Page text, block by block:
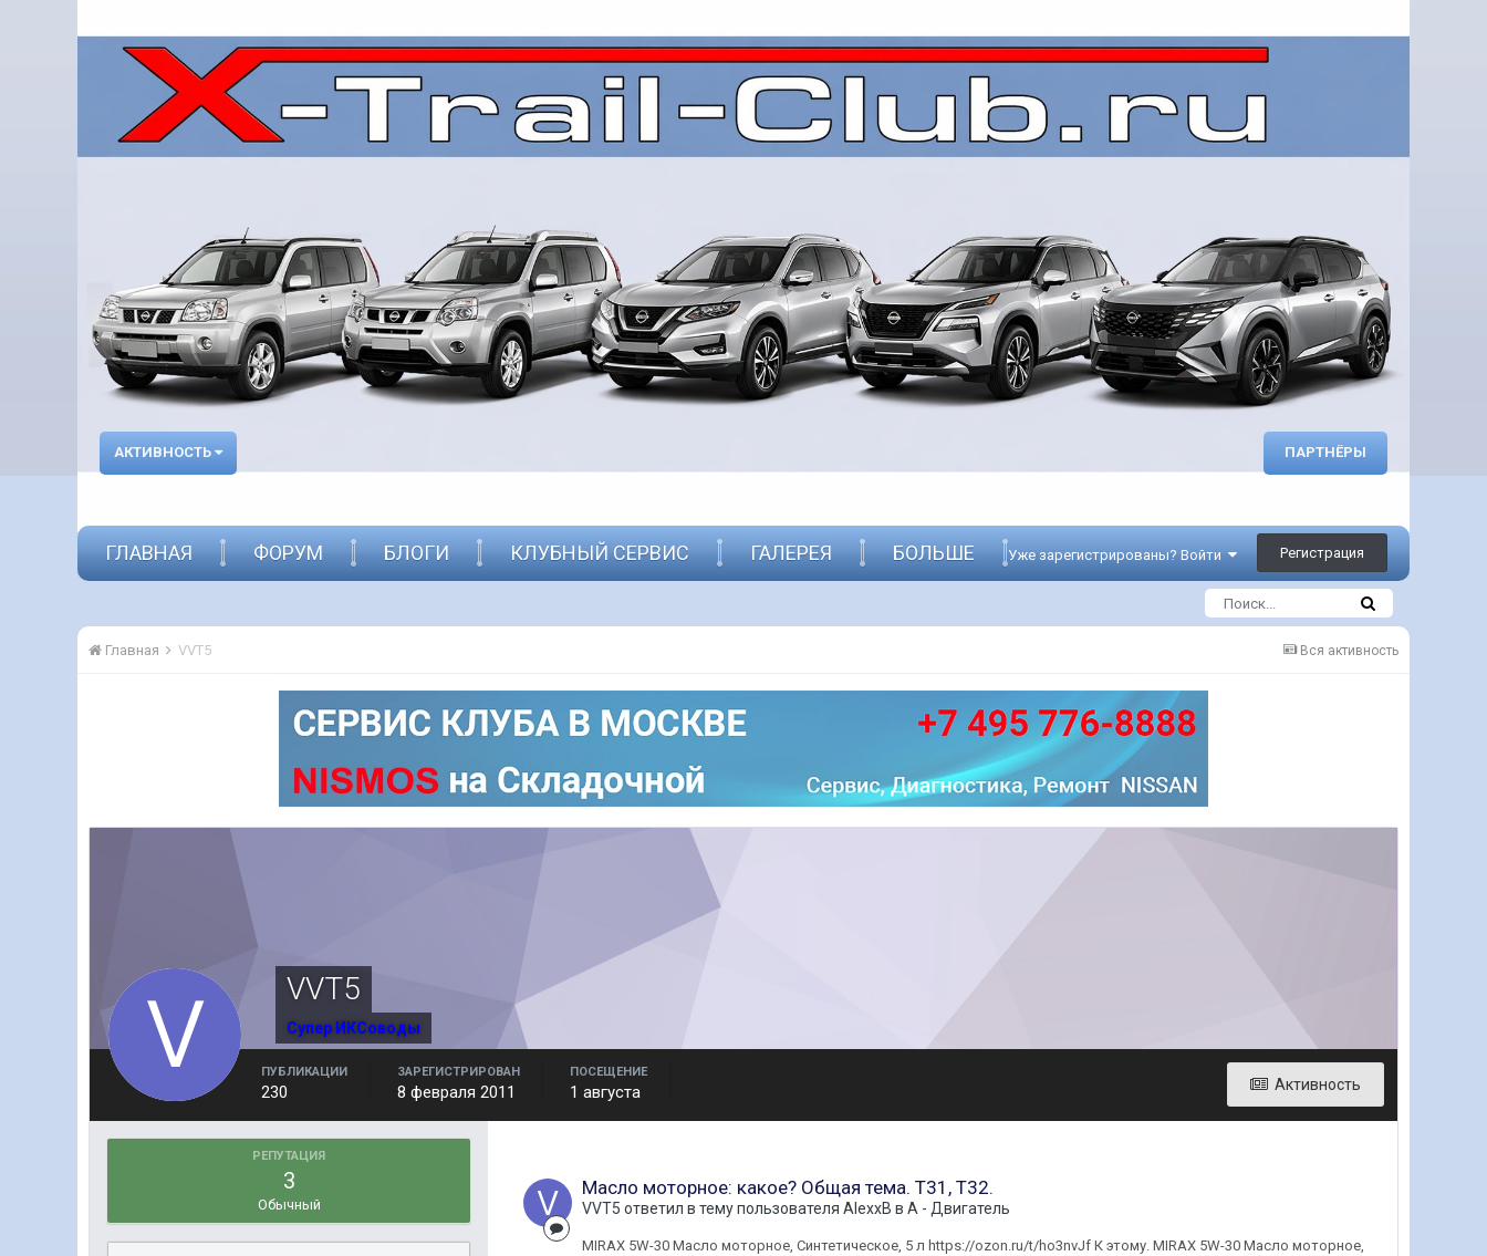
АКТИВНОСТЬ ПАРТНЁРЫ
Уже зарегистрированы? Войти Регистрация
ГЛАВНАЯ ФОРУМ БЛОГИ КЛУБНЫЙ СЕРВИС ГАЛЕРЕЯ БОЛЬШЕ
Вся активность
Главная VVT5
VVT5
Супер ИКСоводы
Активность
ПУБЛИКАЦИИ
230
ЗАРЕГИСТРИРОВАН
8 февраля 2011
ПОСЕЩЕНИЕ
1 августа
РЕПУТАЦИЯ
3
Обычный
Масло моторное: какое? Общая тема. Т31, Т32.
VVT5 ответил в тему пользователя AlexxB в A - Двигатель
MIRAX 5W-30 Масло моторное, Синтетическое, 5 л https://ozon.ru/t/ho3nvJf К этому. MIRAX 5W-30 Масло моторное,